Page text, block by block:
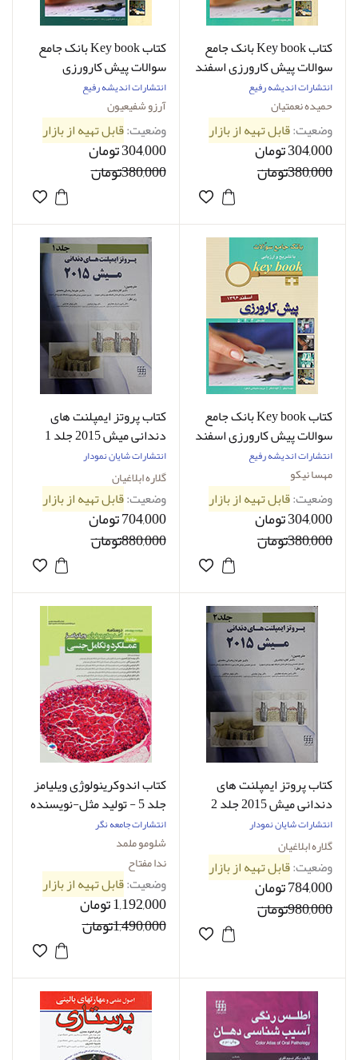
کتاب Key book بانک جامع
سوالات پیش کارورزی اسفند
97 قطب4، 5، 9 و دانشگاه
آزاد
انتشارات اندیشه رفیع
حمیده نعمتیان
وضعیت:قابل تهیه از بازار
304,000 تومان
380,000تومان
کتاب Key book بانک جامع
سوالات پیش کارورزی
شهریور 95
انتشارات اندیشه رفیع
آرزو شفیعیون
وضعیت:قابل تهیه از بازار
304,000 تومان
380,000تومان
کتاب Key book بانک جامع
سوالات پیش کارورزی اسفند
96 قطب 3، 4، 5
انتشارات اندیشه رفیع
مهسا نیکو
وضعیت:قابل تهیه از بازار
304,000 تومان
380,000تومان
کتاب پروتز ایمپلنت های
دندانی میش 2015 جلد 1
انتشارات شایان نمودار
گلاره ابلاغیان
وضعیت:قابل تهیه از بازار
704,000 تومان
880,000تومان
کتاب پروتز ایمپلنت های
دندانی میش 2015 جلد 2
انتشارات شایان نمودار
گلاره ابلاغیان
وضعیت:قابل تهیه از بازار
784,000 تومان
980,000تومان
کتاب اندوکرینولوژی ویلیامز
جلد 5 - تولید مثل-نویسنده
شلومو ملمد-مترجم دکتر ندا
مفتاح
انتشارات جامعه نگر
شلومو ملمد
ندا مفتاح
وضعیت:قابل تهیه از بازار
1,192,000 تومان
1,490,000تومان